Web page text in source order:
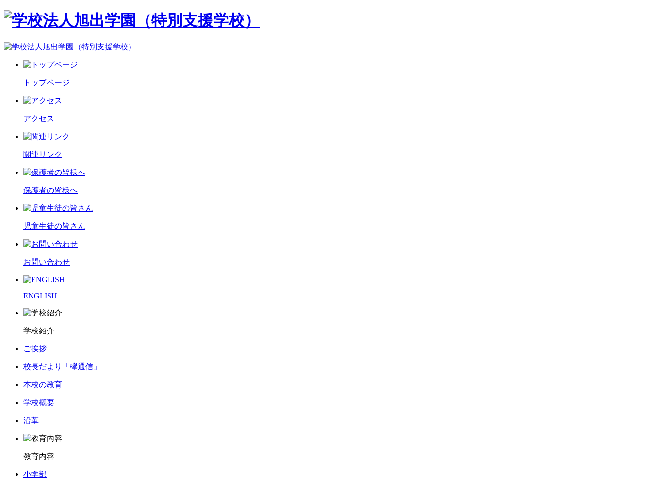
トップページ
アクセス
関連リンク
保護者の皆様へ
児童生徒の皆さん
お問い合わせ
ENGLISH
学校紹介
ご挨拶
校長だより「欅通信」
本校の教育
学校概要
沿革
教育内容
小学部